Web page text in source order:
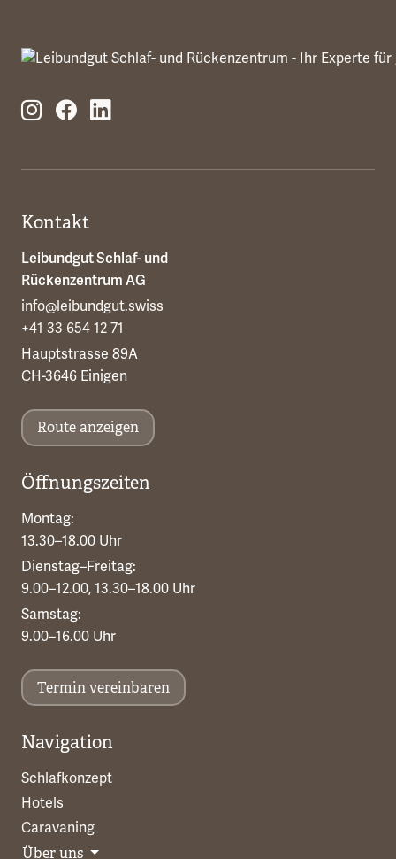
Kontakt
Leibundgut Schlaf- und
Rückenzentrum AG
info@leibundgut.swiss
+41 33 654 12 71
Hauptstrasse 89A
CH-3646 Einigen
Route anzeigen
Öffnungszeiten
Montag:
13.30–18.00 Uhr
Dienstag–Freitag:
9.00–12.00, 13.30–18.00 Uhr
Samstag:
9.00–16.00 Uhr
Termin vereinbaren
Navigation
Schlafkonzept
Hotels
Caravaning
Über uns